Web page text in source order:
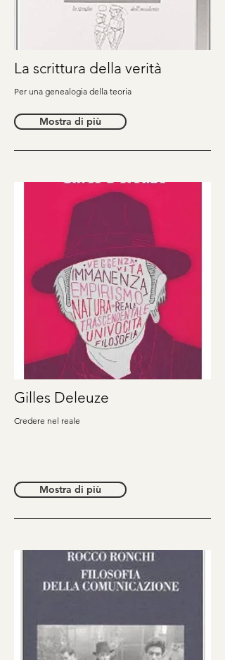
La scrittura della verità
Per una genealogia della teoria
Mostra di più
Gilles Deleuze
Credere nel reale
Mostra di più